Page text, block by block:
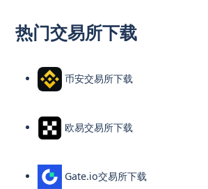
热门交易所下载
币安交易所下载
欧易交易所下载
Gate.io交易所下载